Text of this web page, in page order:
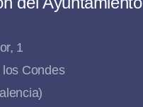
1
Condes